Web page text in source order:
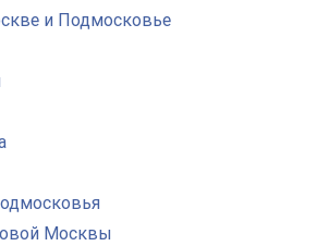
и Подмосковье
Москвы